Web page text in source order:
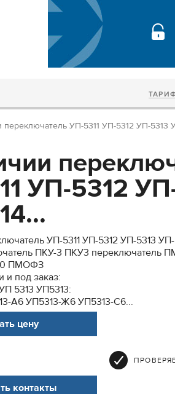
переключатель УП-5311 УП-5312 УП-5313
УП-5312
УП-5311 УП-5312 УП-5313
ПКУ-3 ПКУ3
ПМОФЗ
и под заказ:
5313 УП5313:
А6 УП5313-Ж6 УП5313-С6...
цену
контакты